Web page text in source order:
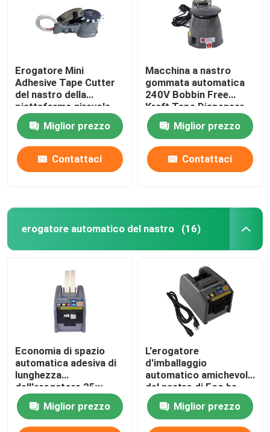
Erogatore Mini
Adhesive Tape Cutter
del nastro della
piattaforma girevole
della scuola dell'ufficio
Miglior prezzo
Contattaci
Macchina a nastro
gommata automatica
240V Bobbin Free
Kraft Tape Dispenser
Miglior prezzo
Contattaci
erogatore automatico del nastro (16)
Economia di spazio
automatica adesiva di
lunghezza
dell'erogatore 25w
999mm del nastro
Miglior prezzo
L'erogatore
d'imballaggio
automatico amichevole
del nastro di Eco ha
gommato il CE di
999mmMiglior prezzo